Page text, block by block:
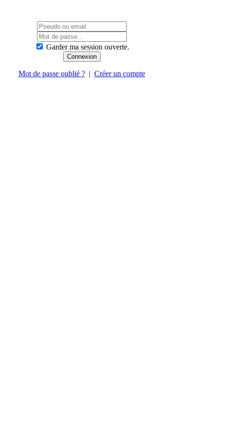
Garder ma session ouverte.
Mot de passe oublié ?| Créer un compte